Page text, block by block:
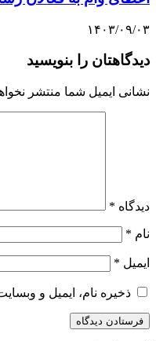
۱۴۰۳/۰۹/۰۳
دیدگاهتان را بنویسید
نشانی ایمیل شما منتشر
دیدگاه *
نام *
ایمیل *
ذخیره نام، ایمیل و